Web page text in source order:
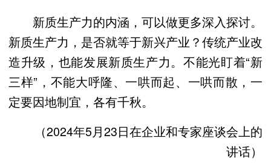
新质生产力的内涵，可以做更多深入探讨。
新质生产力，是否就等于新兴产业？传统产业改
造升级，也能发展新质生产力。不能光盯着“新
三样”，不能大呼隆、一哄而起、一哄而散，一
定要因地制宜，各有千秋。
（2024年5月23日在企业和专家座谈会上的
讲话）